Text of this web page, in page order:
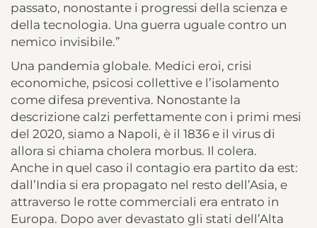
passato, nonostante i progressi della scienza e
della tecnologia. Una guerra uguale contro un
nemico invisibile.”
Una pandemia globale. Medici eroi, crisi
economiche, psicosi collettive e l’isolamento
come difesa preventiva. Nonostante la
descrizione calzi perfettamente con i primi mesi
del 2020, siamo a Napoli, è il 1836 e il virus di
allora si chiama cholera morbus. Il colera.
Anche in quel caso il contagio era partito da est:
dall’India si era propagato nel resto dell’Asia, e
attraverso le rotte commerciali era entrato in
Europa. Dopo aver devastato gli stati dell’Alta